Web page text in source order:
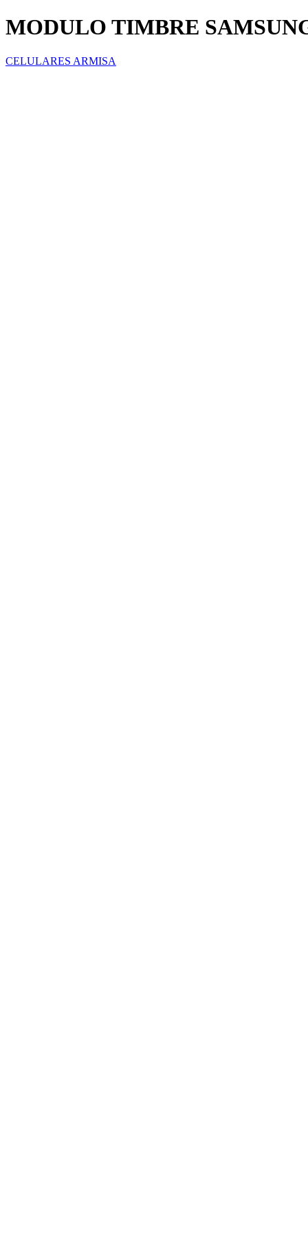
MODULO TIMBRE
CELULARES ARMISA